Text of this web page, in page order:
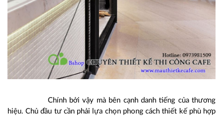
Chính bởi vậy mà bên cạnh danh tiếng của thương
hiệu. Chủ đầu tư cần phải lựa chọn phong cách thiết kế phù hợp